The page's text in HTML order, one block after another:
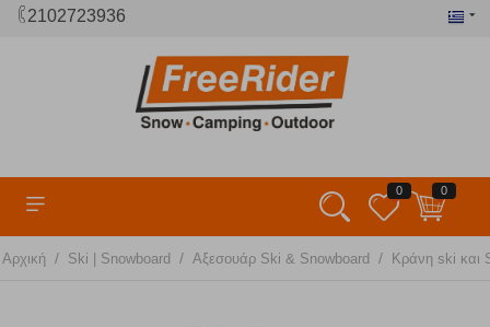
2102723936
0 0
Αρχική / Ski | Snowboard / Αξεσουάρ Ski & Snowboard / Κράνη ski και